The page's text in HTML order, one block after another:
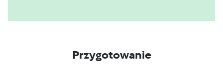
Przygotowanie